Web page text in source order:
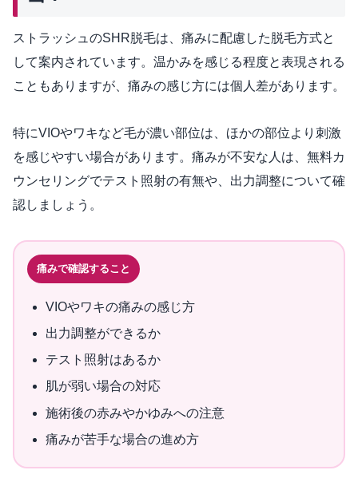
ストラッシュのSHR脱毛は、痛みに配慮した脱毛方式と
して案内されています。温かみを感じる程度と表現される
こともありますが、痛みの感じ方には個人差があります。
特にVIOやワキなど毛が濃い部位は、ほかの部位より刺激
を感じやすい場合があります。痛みが不安な人は、無料カ
ウンセリングでテスト照射の有無や、出力調整について確
認しましょう。
痛みで確認すること
VIOやワキの痛みの感じ方
出力調整ができるか
テスト照射はあるか
肌が弱い場合の対応
施術後の赤みやかゆみへの注意
痛みが苦手な場合の進め方